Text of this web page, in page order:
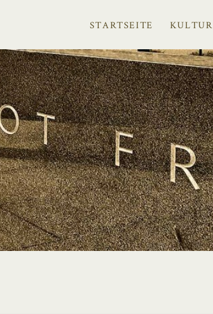
STARTSEITE KULTUR